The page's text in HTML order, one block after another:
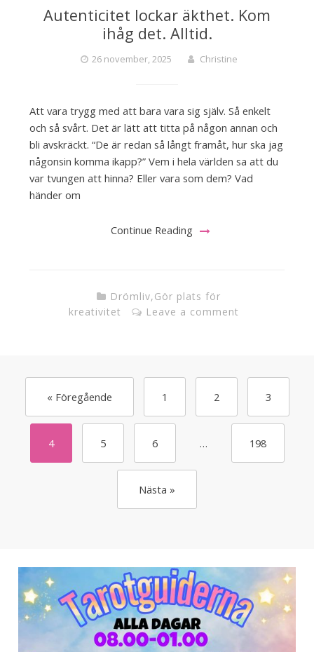
Autenticitet lockar äkthet. Kom
ihåg det. Alltid.
26 november, 2025 Christine
Att vara trygg med att bara vara sig själv. Så enkelt
och så svårt. Det är lätt att titta på någon annan och
bli avskräckt. “De är redan så långt framåt, hur ska jag
någonsin komma ikapp?” Vem i hela världen sa att du
var tvungen att hinna? Eller vara som dem? Vad
händer om
Continue Reading
Drömliv,Gör plats för
kreativitet
Leave a comment
« Föregående 1 2 3
4 5 6 … 198
Nästa »